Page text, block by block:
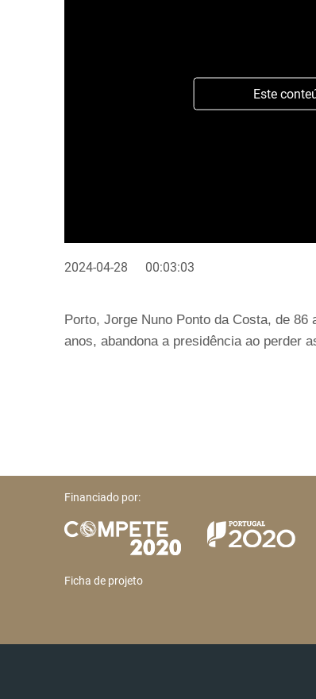
Este
2024-04-28 00:03:03
Porto, Jorge Nuno Ponto da Costa, de
anos, abandona a presidência ao perder
Financiado por:
Ficha de projeto